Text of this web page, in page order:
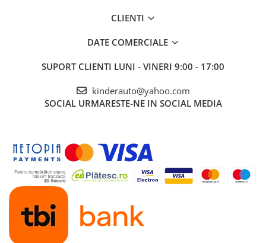
CLIENTI
DATE COMERCIALE
SUPORT CLIENTI LUNI - VINERI 9:00 - 17:00
kinderauto@yahoo.com
SOCIAL URMARESTE-NE IN SOCIAL MEDIA